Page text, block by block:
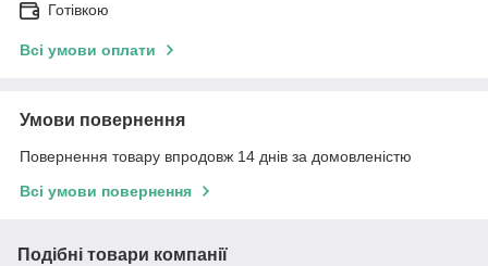
Готівкою
Всі умови оплати
Умови повернення
Повернення товару впродовж 14 днів за домовленістю
Всі умови повернення
Подібні товари компанії